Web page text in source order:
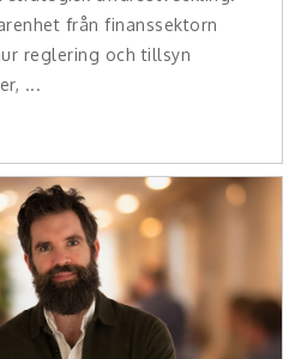
service,
entreprenörskap,
från finanssektorn
reglering och tillsyn
...